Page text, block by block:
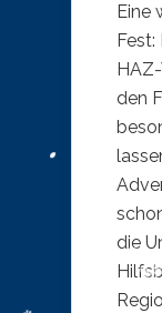
Eine
Fest:
den
die